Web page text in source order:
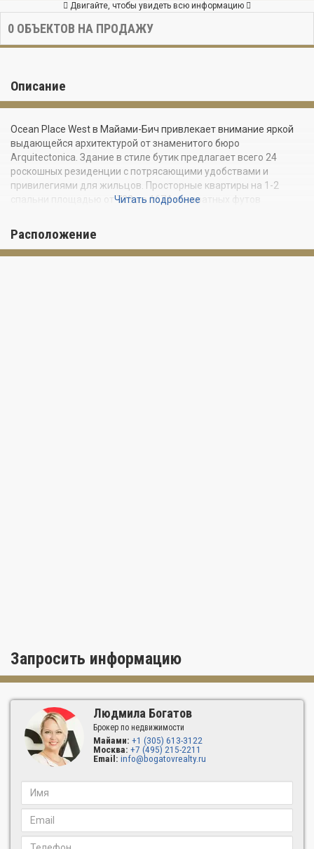
Двигайте, чтобы увидеть всю информацию
0 ОБЪЕКТОВ НА ПРОДАЖУ
Описание
Ocean Place West в Майами-Бич привлекает внимание яркой
выдающейся архитектурой от знаменитого бюро
Arquitectonica. Здание в стиле бутик предлагает всего 24
роскошных резиденции с потрясающими удобствами и
привилегиями для жильцов. Просторные квартиры на 1-2
спальни площадью от 723 до 1674 квадратных футов
резиденции Ocean Place West оборудованы самой
современной бытовой техникой и отделаны самыми элитными
материалами, включая гранит и мрамор. Комплекс Ocean
Читать подробнее
Расположение
Запросить информацию
Людмила Богатов
Брокер по недвижимости
Майами: +1 (305) 613-3122
Москва: +7 (495) 215-2211
Email: info@bogatovrealty.ru